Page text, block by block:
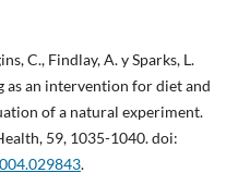
C., Findlay, A. y Sparks, L.
as an intervention for diet and
of a natural experiment.
59, 1035-1040. doi:
.